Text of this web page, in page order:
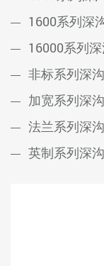
1600系列深
16000系列
非标系列深
加宽系列深
法兰系列深
英制系列深